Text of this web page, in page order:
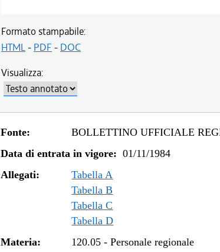
Formato stampabile:
HTML- PDF - DOC
Visualizza:
Fonte:
BOLLETTINO UFFICIALE
Data di entrata in vigore: 01/11/1984
Allegati:
Tabella A
Tabella B
Tabella C
Tabella D
Materia:
120.05 -Personale regionale